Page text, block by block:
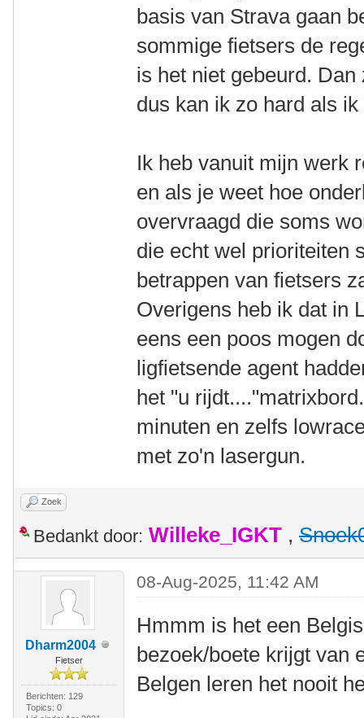
basis van Strava gaan
sommige fietsers de
is het niet gebeurd.
dus kan ik zo hard als
Ik heb vanuit mijn werk
en als je weet hoe
overvraagd die soms
die echt wel prioriteiten
betrappen van fietsers
Overigens heb ik dat in
eens een poos mogen
ligfietsende agent
het "u
minuten en zelfs
met zo'n lasergun.
Zoek
Bedankt door: Willeke_IGKT ,
Dharm2004
Fietser
Berichten: 129
Topics: 0
08-Aug-2025, 11:42 AM
Hmmm is het een
bezoek/boete krijgt van
Belgen leren het nooit